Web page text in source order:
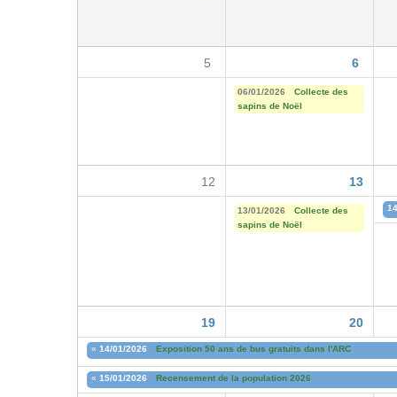
5 6
06/01/2026
Collecte des
sapins de Noël
12 13
13/01/2026
Collecte des
sapins de Noël
19 20
« 14/01/2026 Exposition 50 ans de bus gratuits dans l'ARC
« 15/01/2026 Recensement de la population 2026